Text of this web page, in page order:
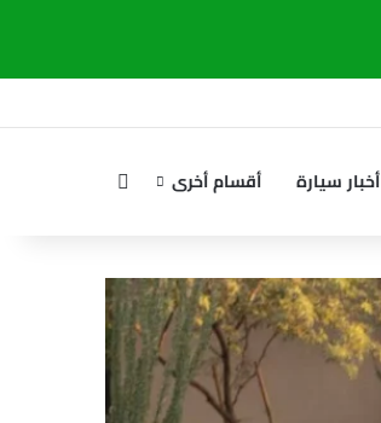
أخبار سيارة أقسام أخرى